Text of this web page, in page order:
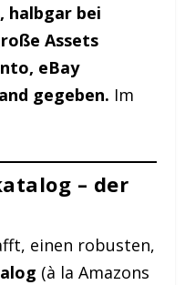
halbgar bei
Assets
eBay
gegeben. Im
– der
einen robusten,
(à la Amazons